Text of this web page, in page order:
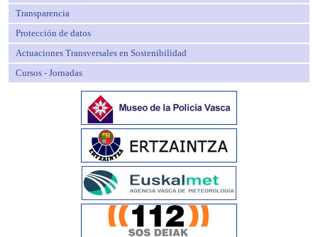
Transparencia
Protección de datos
Actuaciones Transversales en Sostenibilidad
Cursos - Jornadas